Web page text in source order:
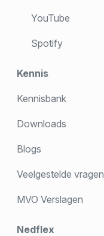
YouTube
Spotify
Kennis
Kennisbank
Downloads
Blogs
Veelgestelde vragen
MVO Verslagen
Nedflex